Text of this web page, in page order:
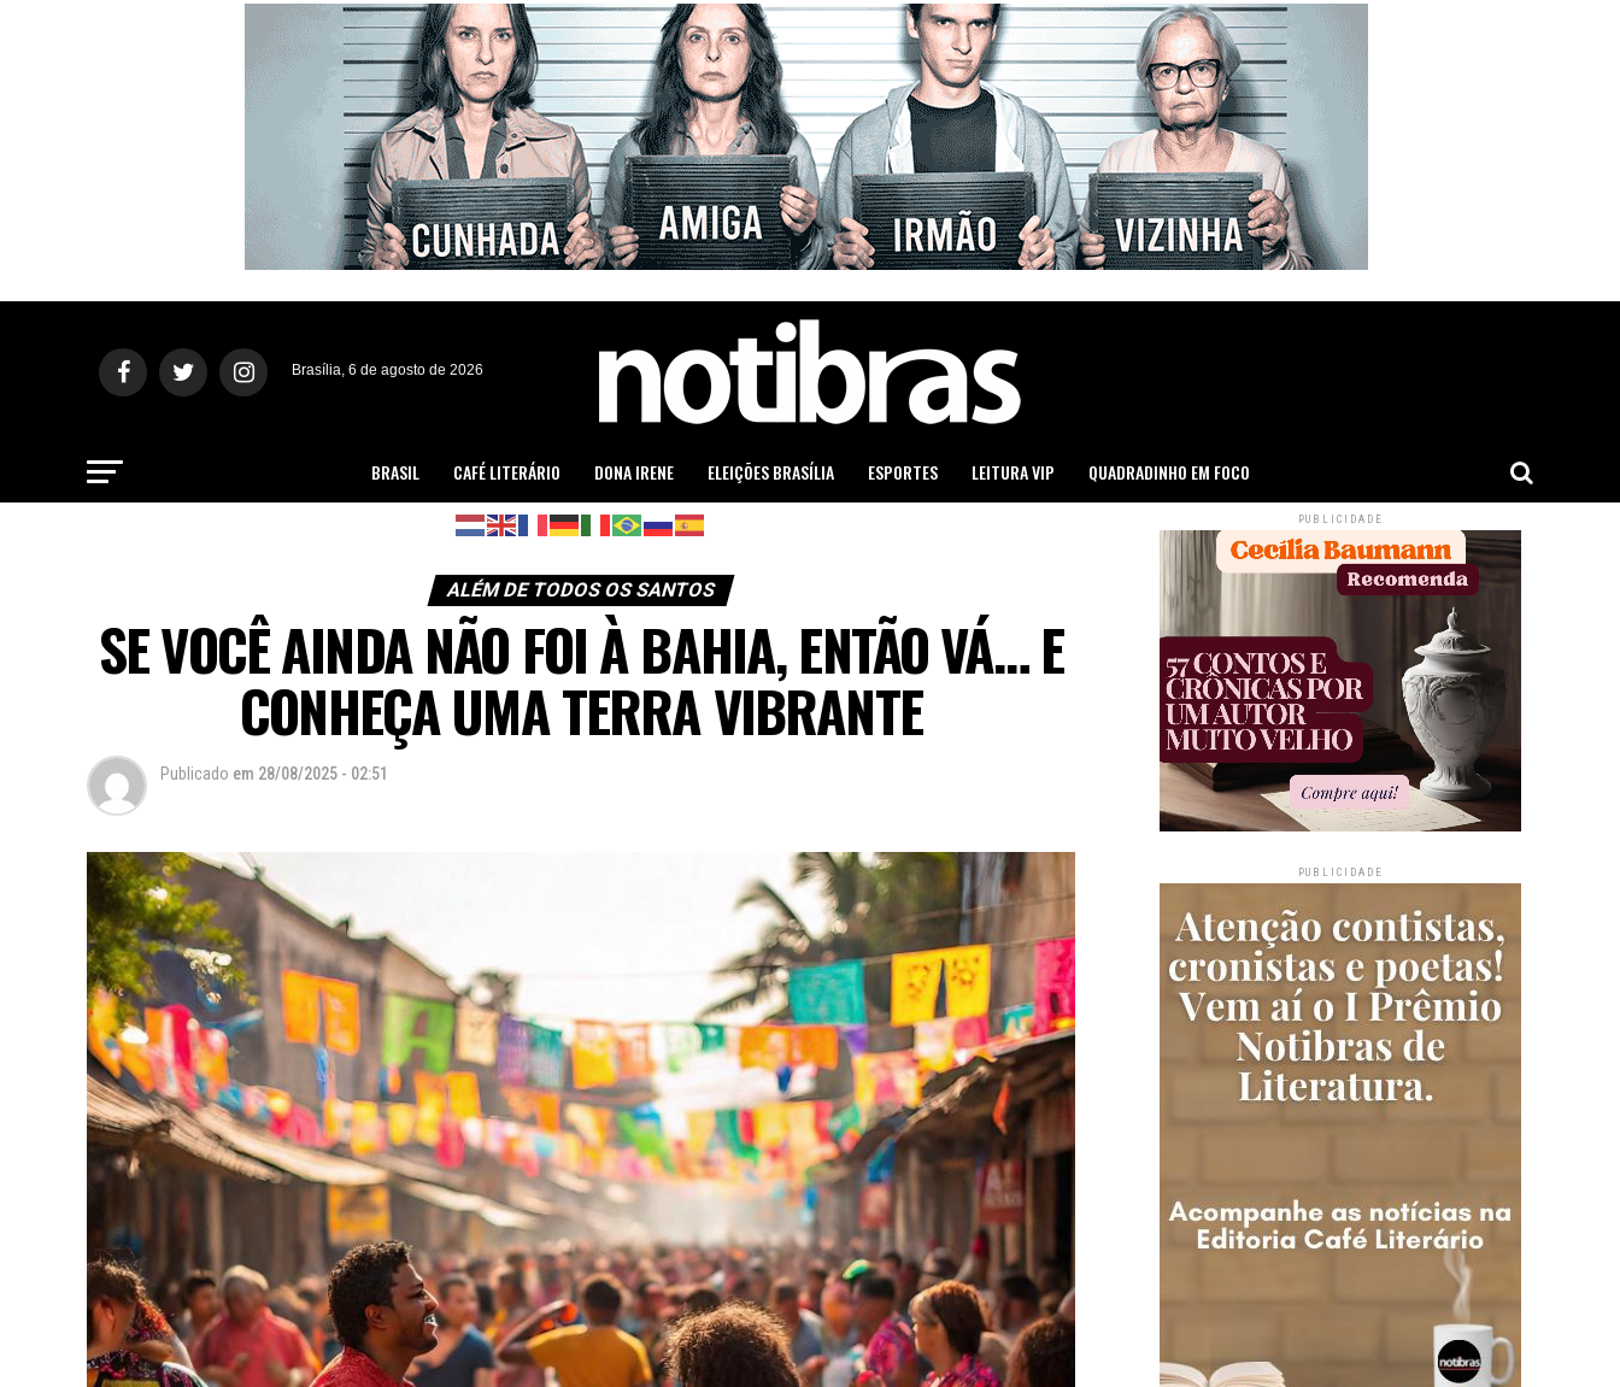
Brasília, 6 de agosto de 2026
BRASIL CAFÉ LITERÁRIO DONA IRENE ELEIÇÕES BRASÍLIA ESPORTES LEITURA VIP QUADRADINHO EM FOCO
ALÉM DE TODOS OS SANTOS
SE VOCÊ AINDA NÃO FOI À BAHIA, ENTÃO VÁ… E
CONHEÇA UMA TERRA VIBRANTE
Publicado em 28/08/2025 - 02:51
PUBLICIDADE
PUBLICIDADE